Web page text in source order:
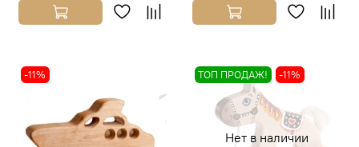
-11%
Нет в наличии
ТОП ПРОДАЖ! -11%